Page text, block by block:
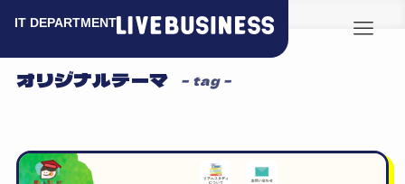
オリジナルテーマ – tag –